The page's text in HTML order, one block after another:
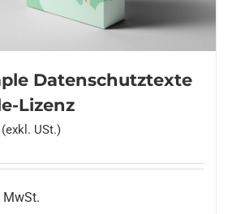
Datenschutztexte
Lizenz
(exkl. USt.)
MwSt.